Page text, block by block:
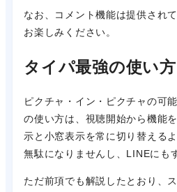
なお、コメント機能は提供され
お楽しみください。
タイパ最強の使い方
ピクチャ・イン・ピクチャの可
の使い方は、視聴開始から機能
示と小窓表示を常に切り替える
無駄になりませんし、LINEにも
ただ前項でも解説したとおり、